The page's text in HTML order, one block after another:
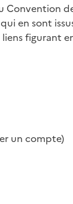
Convention
en sont
figurant
un compte)